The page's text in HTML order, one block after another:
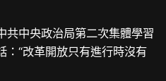
共中央政治局第二次集體學習
：“改革開放只有進行時沒有